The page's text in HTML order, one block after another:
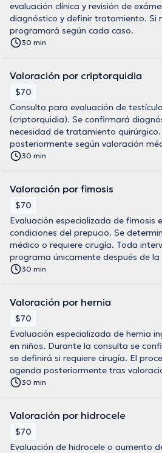
evaluación clínica y revisión de
diagnóstico y definir tratamiento. Si
programará según cada caso.
30 min
Valoración por criptorquidia
$70
Consulta para evaluación de
(criptorquidia). Se confirmará
necesidad de tratamiento
posteriormente según valoración
30 min
Valoración por fimosis
$70
Evaluación especializada de fimosis
condiciones del prepucio. Se
médico o requiere cirugía. Toda
programa únicamente después de la
30 min
Valoración por hernia
$70
Evaluación especializada de hernia
en niños. Durante la consulta se
se definirá si requiere cirugía. El
agenda posteriormente tras
30 min
Valoración por hidrocele
$70
Evaluación de hidrocele o aumento